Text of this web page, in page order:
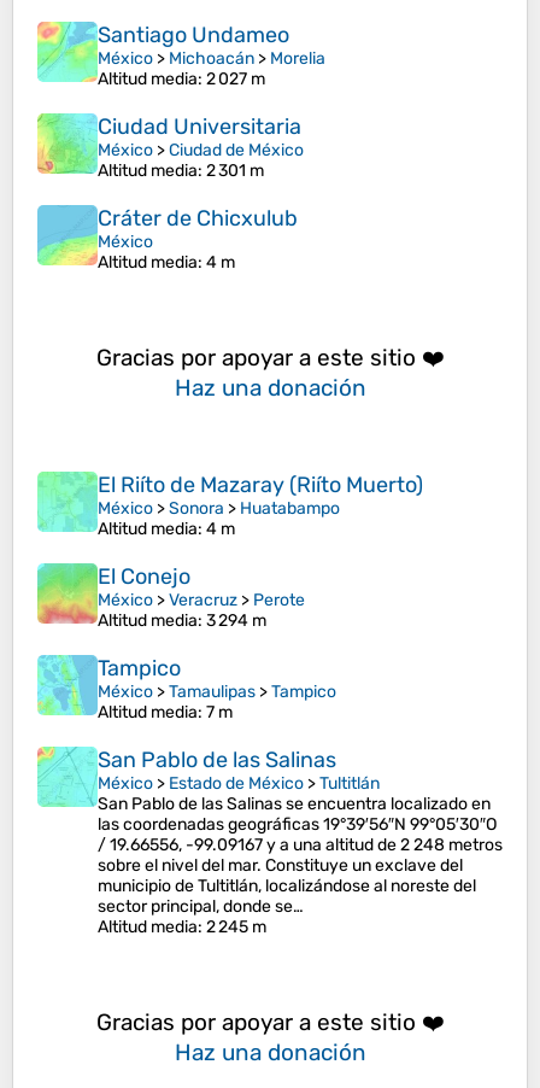
Santiago Undameo
México > Michoacán > Morelia
Altitud media: 2 027 m
Ciudad Universitaria
México >Ciudad de México
Altitud media: 2 301 m
Cráter de Chicxulub
México
Altitud media: 4 m
Gracias por apoyar a este sitio ❤️
Haz una donación
El Riíto de Mazaray (Riíto Muerto)
México >Sonora > Huatabampo
Altitud media: 4 m
El Conejo
México >Veracruz > Perote
Altitud media: 3 294 m
Tampico
México >Tamaulipas >Tampico
Altitud media: 7 m
San Pablo de las Salinas
México > Estado de México >Tultitlán
San Pablo de las Salinas se encuentra localizado en
las coordenadas geográficas 19°39′56″N 99°05′30″O
/ 19.66556, -99.09167 y a una altitud de 2 248 metros
sobre el nivel del mar. Constituye un exclave del
municipio de Tultitlán, localizándose al noreste del
sector principal, donde se…
Altitud media: 2 245 m
Gracias por apoyar a este sitio ❤️
Haz una donación